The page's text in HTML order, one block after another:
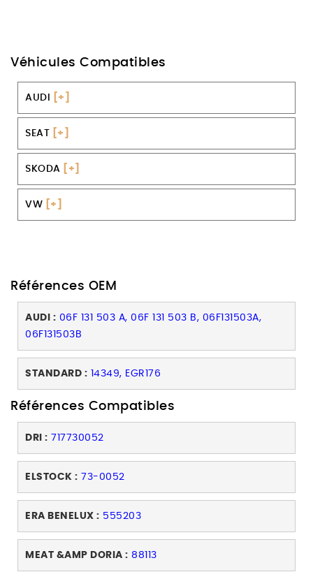
Véhicules Compatibles
AUDI [+]
SEAT [+]
SKODA [+]
VW [+]
Références OEM
AUDI : 06F 131 503 A, 06F 131 503 B, 06F131503A,
06F131503B
STANDARD : 14349, EGR176
Références Compatibles
DRI : 717730052
ELSTOCK : 73-0052
ERA BENELUX : 555203
MEAT &AMP DORIA : 88113